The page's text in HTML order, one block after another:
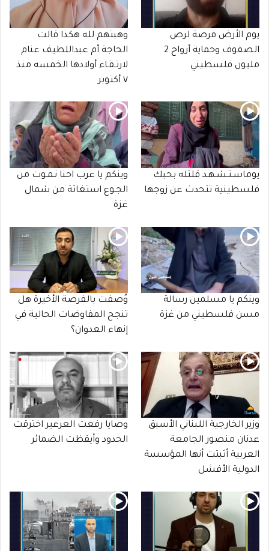
يوم الأرض فرصة لرص
الصفوف وحماية أرواح 2
مليون فلسطيني
وهبتهم لله هكذا قالت
الحاجة أم عبداللطيف غنام
لارتـقـاء أولادها الخمسه منذ
٧ أكتوبر
يوماسـتـشـهـد قلتله بحبك
فلسطينية تتحدث عن زوجها
وينكم يا عرب احنا نـمـوت من
الجـوع استغاثة من شمال
غزة
وينكم يا مسلمين رسالة
مسن فلسطيني من غزة
وُصفت بالفرصة الأخيرة هل
تنجح المفاوضات الحالية في
إنهاء العدوان؟
وزير الخارجية اللبناني الأسبق
عدنان منصور الجامعة
العربية أثبتت أنها المؤسسة
الدولية الأفشل
وصايا رفعت العرعير اخترقت
الحدود وأيقظت الضمائر